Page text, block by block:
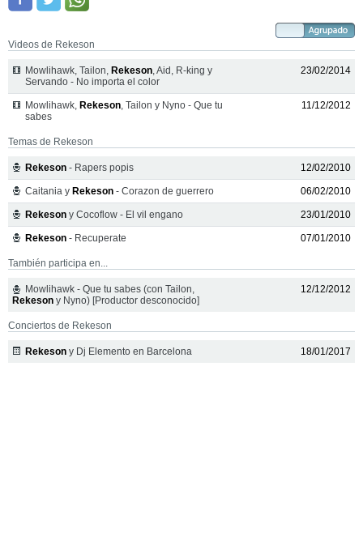
Videos de Rekeson
Mowlihawk, Tailon, Rekeson, Aid, R-king y
Servando - No importa el color
23/02/2014
Mowlihawk, Rekeson, Tailon y Nyno - Que tu
sabes
11/12/2012
Temas de Rekeson
Rekeson - Rapers popis 12/02/2010
Caitania y Rekeson - Corazon de guerrero 06/02/2010
Rekeson y Cocoflow - El vil engano 23/01/2010
Rekeson - Recuperate 07/01/2010
También participa en...
Mowlihawk - Que tu sabes (con Tailon,
Rekeson y Nyno) [Productor desconocido]
12/12/2012
Conciertos de Rekeson
Rekeson y Dj Elemento en Barcelona 18/01/2017